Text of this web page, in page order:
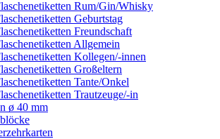
Rum/Gin/Whisky
Geburtstag
Freundschaft
Allgemein
Kollegen/-innen
Großeltern
Tante/Onkel
Trautzeuge/-in
ø 40 mm